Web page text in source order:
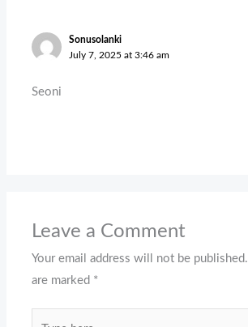
Sonusolanki
July 7, 2025 at 3:46 am
Seoni
Leave a Comment
Your email address will not be published.
are marked *